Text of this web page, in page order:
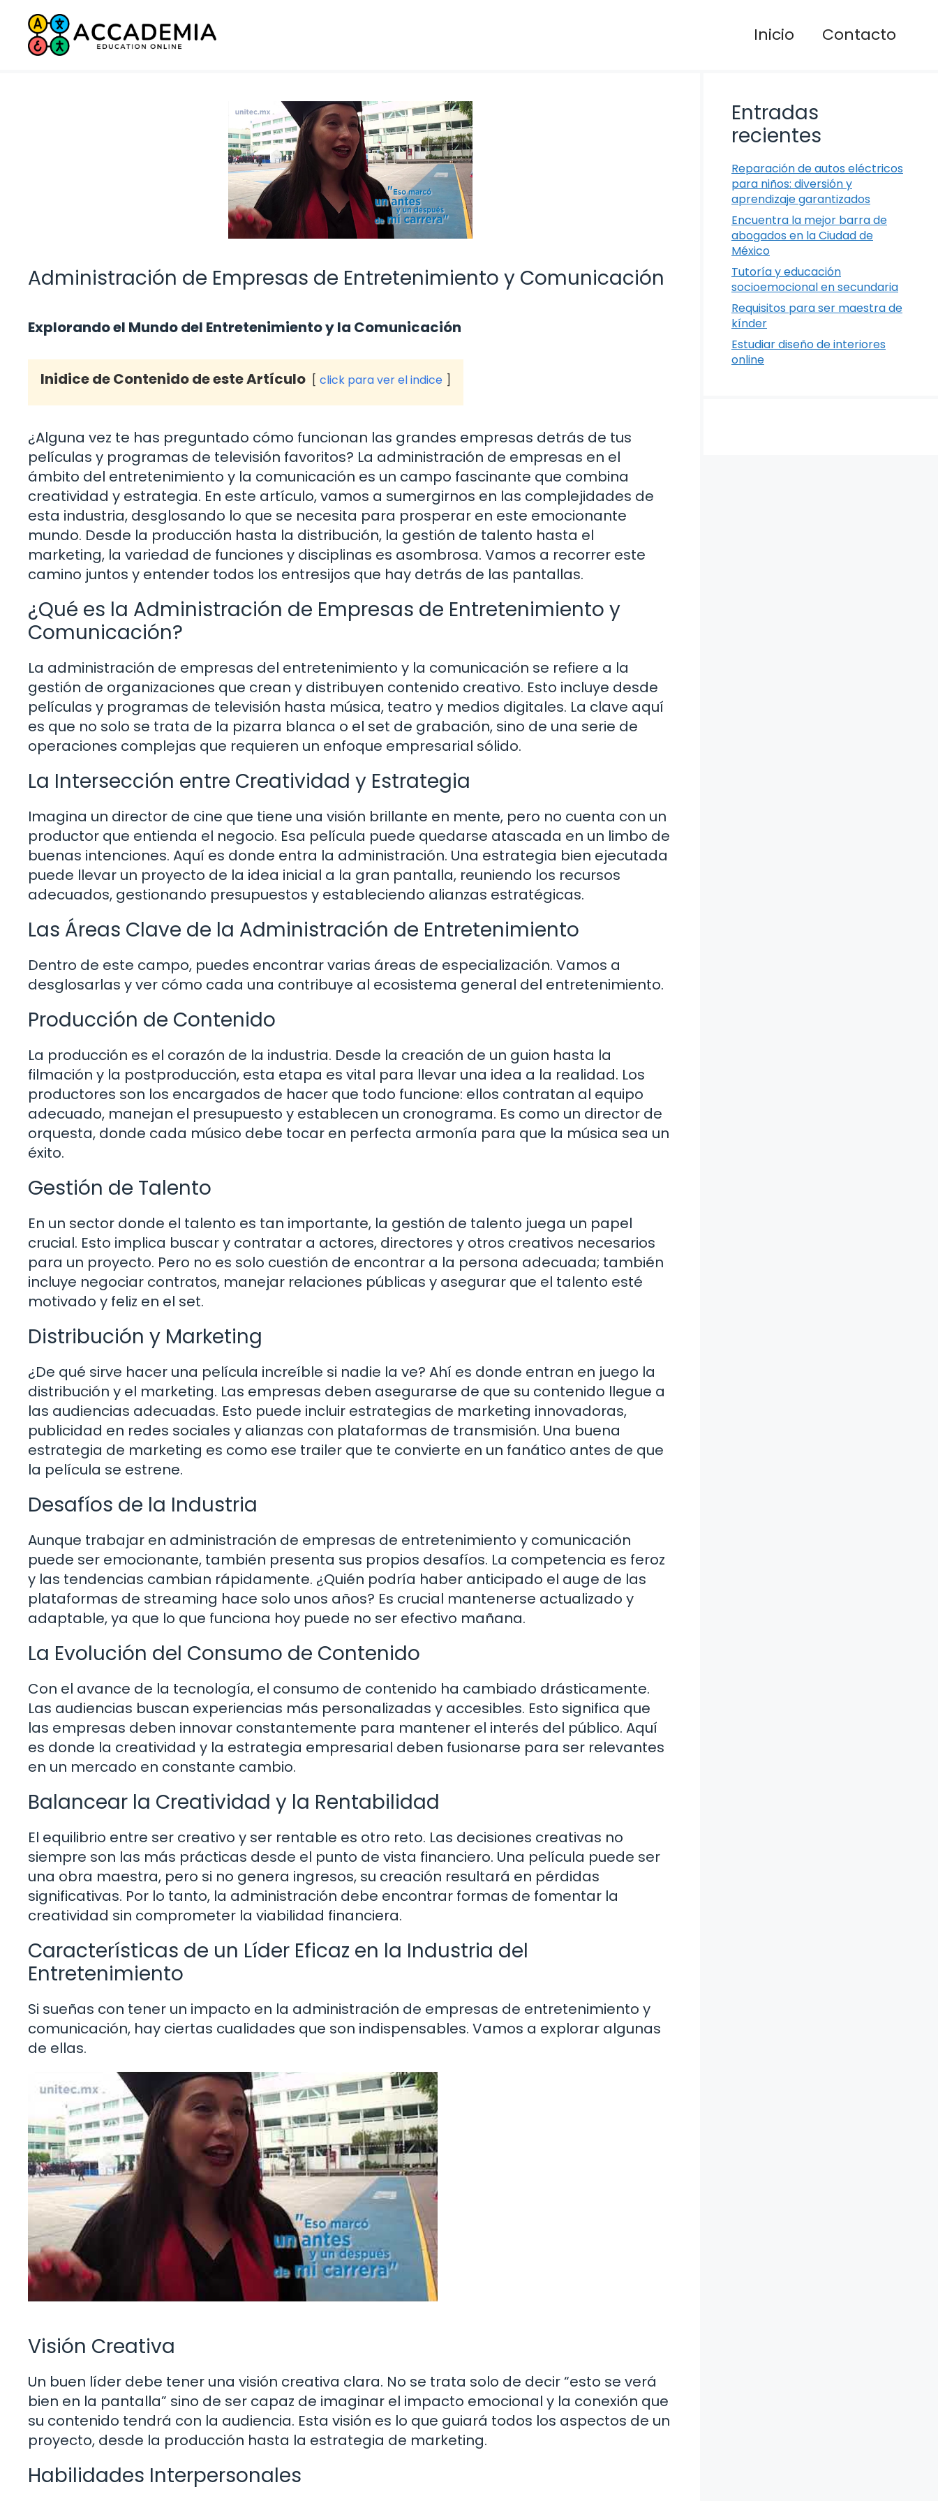
Saltar
contenido
Inicio Contacto
Administración de Empresas de Entretenimiento y Comunicación
Explorando el Mundo del Entretenimiento y la Comunicación
Inidice de Contenido de este Artículo click para ver el indice
¿Alguna vez te has preguntado cómo funcionan las grandes empresas detrás de tus
películas y programas de televisión favoritos? La administración de empresas en el
ámbito del entretenimiento y la comunicación es un campo fascinante que combina
creatividad y estrategia. En este artículo, vamos a sumergirnos en las complejidades de
esta industria, desglosando lo que se necesita para prosperar en este emocionante
mundo. Desde la producción hasta la distribución, la gestión de talento hasta el
marketing, la variedad de funciones y disciplinas es asombrosa. Vamos a recorrer este
camino juntos y entender todos los entresijos que hay detrás de las pantallas.
¿Qué es la Administración de Empresas de Entretenimiento y
Comunicación?
La administración de empresas del entretenimiento y la comunicación se refiere a la
gestión de organizaciones que crean y distribuyen contenido creativo. Esto incluye desde
películas y programas de televisión hasta música, teatro y medios digitales. La clave aquí
es que no solo se trata de la pizarra blanca o el set de grabación, sino de una serie de
operaciones complejas que requieren un enfoque empresarial sólido.
La Intersección entre Creatividad y Estrategia
Imagina un director de cine que tiene una visión brillante en mente, pero no cuenta con un
productor que entienda el negocio. Esa película puede quedarse atascada en un limbo de
buenas intenciones. Aquí es donde entra la administración. Una estrategia bien ejecutada
puede llevar un proyecto de la idea inicial a la gran pantalla, reuniendo los recursos
adecuados, gestionando presupuestos y estableciendo alianzas estratégicas.
Las Áreas Clave de la Administración de Entretenimiento
Dentro de este campo, puedes encontrar varias áreas de especialización. Vamos a
desglosarlas y ver cómo cada una contribuye al ecosistema general del entretenimiento.
Producción de Contenido
La producción es el corazón de la industria. Desde la creación de un guion hasta la
filmación y la postproducción, esta etapa es vital para llevar una idea a la realidad. Los
productores son los encargados de hacer que todo funcione: ellos contratan al equipo
adecuado, manejan el presupuesto y establecen un cronograma. Es como un director de
orquesta, donde cada músico debe tocar en perfecta armonía para que la música sea un
éxito.
Gestión de Talento
En un sector donde el talento es tan importante, la gestión de talento juega un papel
crucial. Esto implica buscar y contratar a actores, directores y otros creativos necesarios
para un proyecto. Pero no es solo cuestión de encontrar a la persona adecuada; también
incluye negociar contratos, manejar relaciones públicas y asegurar que el talento esté
motivado y feliz en el set.
Distribución y Marketing
¿De qué sirve hacer una película increíble si nadie la ve? Ahí es donde entran en juego la
distribución y el marketing. Las empresas deben asegurarse de que su contenido llegue a
las audiencias adecuadas. Esto puede incluir estrategias de marketing innovadoras,
publicidad en redes sociales y alianzas con plataformas de transmisión. Una buena
estrategia de marketing es como ese trailer que te convierte en un fanático antes de que
la película se estrene.
Desafíos de la Industria
Aunque trabajar en administración de empresas de entretenimiento y comunicación
puede ser emocionante, también presenta sus propios desafíos. La competencia es feroz
y las tendencias cambian rápidamente. ¿Quién podría haber anticipado el auge de las
plataformas de streaming hace solo unos años? Es crucial mantenerse actualizado y
adaptable, ya que lo que funciona hoy puede no ser efectivo mañana.
La Evolución del Consumo de Contenido
Con el avance de la tecnología, el consumo de contenido ha cambiado drásticamente.
Las audiencias buscan experiencias más personalizadas y accesibles. Esto significa que
las empresas deben innovar constantemente para mantener el interés del público. Aquí
es donde la creatividad y la estrategia empresarial deben fusionarse para ser relevantes
en un mercado en constante cambio.
Balancear la Creatividad y la Rentabilidad
El equilibrio entre ser creativo y ser rentable es otro reto. Las decisiones creativas no
siempre son las más prácticas desde el punto de vista financiero. Una película puede ser
una obra maestra, pero si no genera ingresos, su creación resultará en pérdidas
significativas. Por lo tanto, la administración debe encontrar formas de fomentar la
creatividad sin comprometer la viabilidad financiera.
Características de un Líder Eficaz en la Industria del
Entretenimiento
Si sueñas con tener un impacto en la administración de empresas de entretenimiento y
comunicación, hay ciertas cualidades que son indispensables. Vamos a explorar algunas
de ellas.
Visión Creativa
Un buen líder debe tener una visión creativa clara. No se trata solo de decir “esto se verá
bien en la pantalla” sino de ser capaz de imaginar el impacto emocional y la conexión que
su contenido tendrá con la audiencia. Esta visión es lo que guiará todos los aspectos de un
proyecto, desde la producción hasta la estrategia de marketing.
Habilidades Interpersonales
Entradas
recientes
Reparación de autos eléctricos
para niños: diversión y
aprendizaje garantizados
Encuentra la mejor barra de
abogados en la Ciudad de
México
Tutoría y educación
socioemocional en secundaria
Requisitos para ser maestra de
kínder
Estudiar diseño de interiores
online